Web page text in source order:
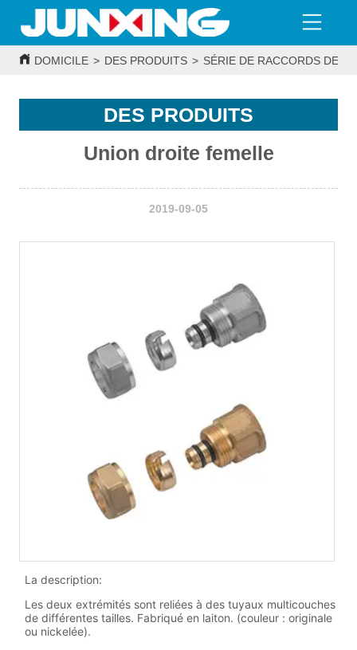
DOMICILE > DES PRODUITS > SÉRIE DE RACCORDS DE
DES PRODUITS
Union droite femelle
2019-09-05